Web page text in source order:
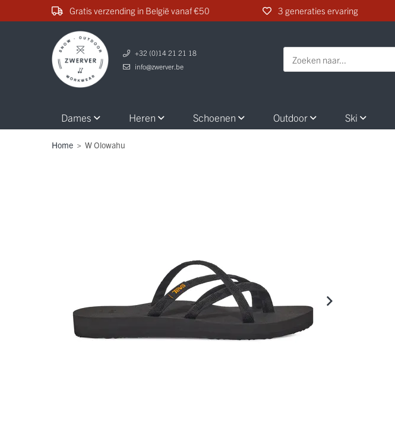
Gratis verzending in België vanaf €50 3 generaties ervaring
+32 (0)14 21 21 18
info@zwerver.be
Dames Heren Schoenen Outdoor Ski
Home > W Olowahu